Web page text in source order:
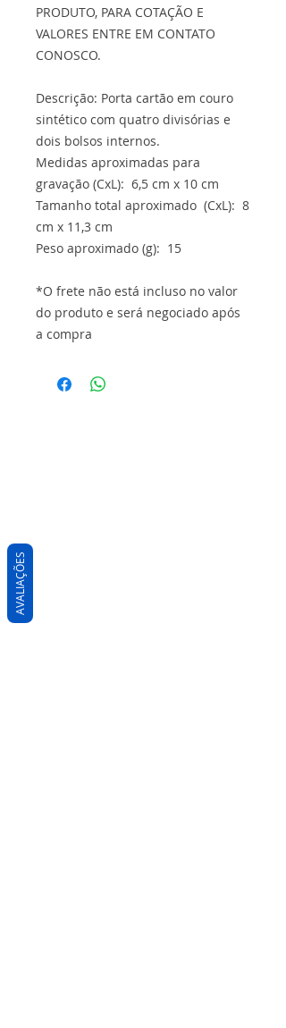
PRODUTO, PARA COTAÇÃO E
VALORES ENTRE EM CONTATO
CONOSCO.
Descrição: Porta cartão em couro
sintético com quatro divisórias e
dois bolsos internos.
Medidas aproximadas para
gravação (CxL): 6,5 cm x 10 cm
Tamanho total aproximado (CxL): 8
cm x 11,3 cm
Peso aproximado (g): 15
*O frete não está incluso no valor
do produto e será negociado após
a compra
AVALIAÇÕES